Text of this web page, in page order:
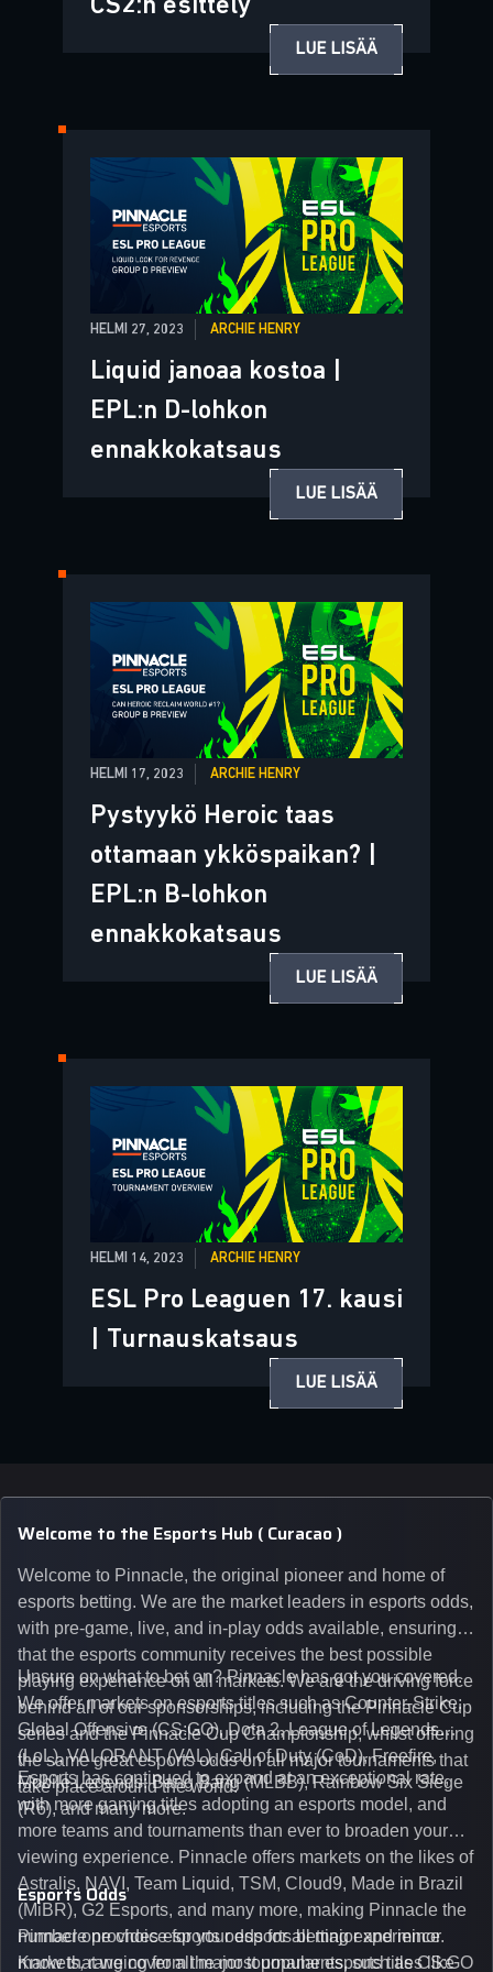
LUE LISÄÄ
HELMI 27, 2023 ARCHIE HENRY
Liquid janoaa kostoa |
EPL:n D-lohkon
ennakkokatsaus
LUE LISÄÄ
HELMI 17, 2023 ARCHIE HENRY
Pystyykö Heroic taas
ottamaan ykköspaikan? |
EPL:n B-lohkon
ennakkokatsaus
LUE LISÄÄ
HELMI 14, 2023 ARCHIE HENRY
ESL Pro Leaguen 17. kausi
| Turnauskatsaus
LUE LISÄÄ
Welcome to the Esports Hub ( Curacao )
Welcome to Pinnacle, the original pioneer and home of
esports betting. We are the market leaders in esports odds,
with pre-game, live, and in-play odds available, ensuring
that the esports community receives the best possible
playing experience on all markets. We are the driving force
behind all of our sponsorships, including the Pinnacle Cup
series and the Pinnacle Cup Championship, whilst offering
the same great esports odds on all major tournaments that
take place around the world.
Unsure on what to bet on? Pinnacle has got you covered.
We offer markets on esports titles such as Counter-Strike:
Global Offensive (CS:GO), Dota 2, League of Legends
(LoL), VALORANT (VAL), Call of Duty (CoD), Freefire,
Mobile Legends: Bang Bang (MLBB), Rainbow Six Siege
(R6), and many more.
Esports has continued to expand at an exceptional rate,
with more gaming titles adopting an esports model, and
more teams and tournaments than ever to broaden your
viewing experience. Pinnacle offers markets on the likes of
Astralis, NAVI, Team Liquid, TSM, Cloud9, Made in Brazil
(MiBR), G2 Esports, and many more, making Pinnacle the
number one choice for your esports betting experience.
Know that we cover all major tournaments, such as CS:GO
Esports Odds
Pinnacle provides esports odds for all major and minor
markets, ranging from the most popular esports titles like